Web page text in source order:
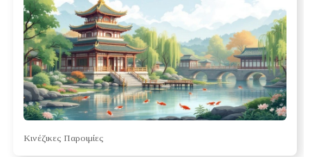
Κινέζικες Παροιμίες